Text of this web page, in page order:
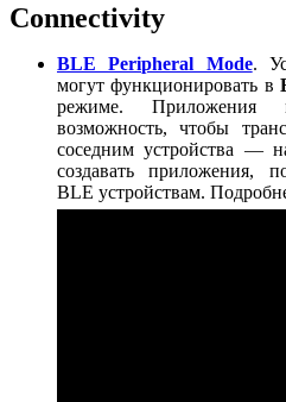
Connectivity
BLE Peripheral Mode.
могут функционировать в
режиме. Приложения
возможность, чтобы
соседним устройства —
создавать приложения,
BLE устройствам.